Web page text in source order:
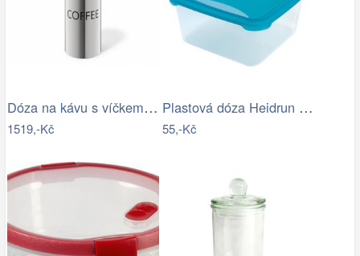
Dóza na kávu s víčkem z bambusu ZACK
1519,-Kč
Plastová dóza Heidrun Polar Frost 2,4l
55,-Kč